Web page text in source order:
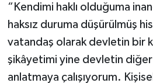
“Kendimi haklı olduğuma
haksız duruma düşürülmüş
vatandaş olarak devletin bir
şikâyetimi yine devletin diğer
anlatmaya çalışıyorum.